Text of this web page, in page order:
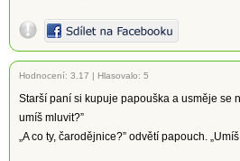
Hodnocení: 3.17 | Hlasovalo: 5
Starší paní si kupuje papouška a usměje se
umíš mluvit?”
„A co ty, čarodějnice?” odvětí papouch.